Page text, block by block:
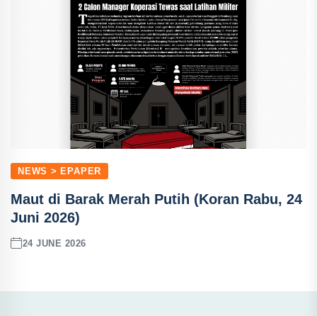
NEWS > EPAPER
Maut di Barak Merah Putih (Koran Rabu, 24
Juni 2026)
24 JUNE 2026